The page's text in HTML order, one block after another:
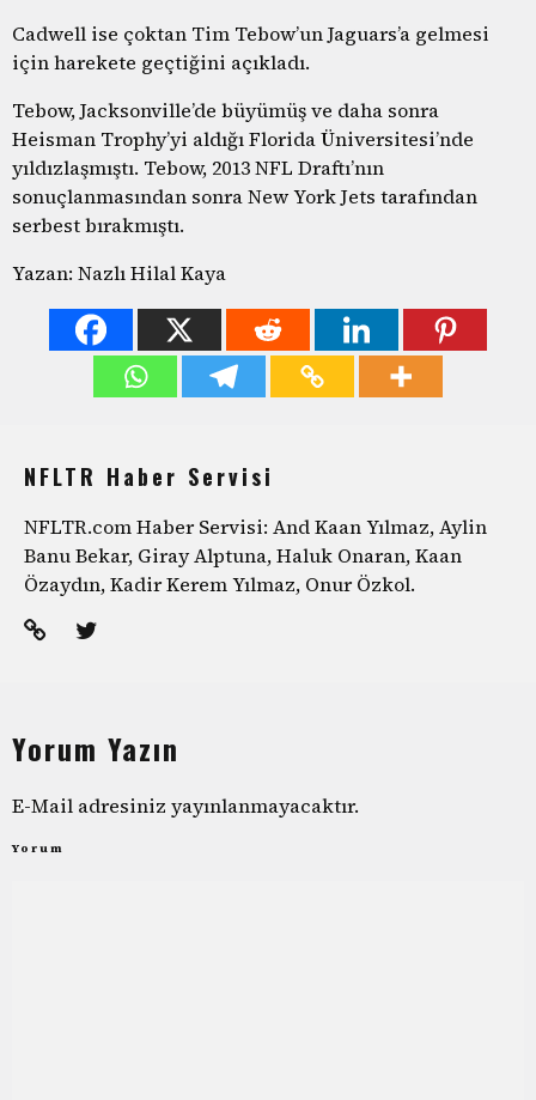
Cadwell ise çoktan Tim Tebow’un Jaguars’a gelmesi
için harekete geçtiğini açıkladı.
Tebow, Jacksonville’de büyümüş ve daha sonra
Heisman Trophy’yi aldığı Florida Üniversitesi’nde
yıldızlaşmıştı. Tebow, 2013 NFL Draftı’nın
sonuçlanmasından sonra New York Jets tarafından
serbest bırakmıştı.
Yazan: Nazlı Hilal Kaya
NFLTR Haber Servisi
NFLTR.com Haber Servisi: And Kaan Yılmaz, Aylin
Banu Bekar, Giray Alptuna, Haluk Onaran, Kaan
Özaydın, Kadir Kerem Yılmaz, Onur Özkol.
Yorum Yazın
E-Mail adresiniz yayınlanmayacaktır.
Yorum